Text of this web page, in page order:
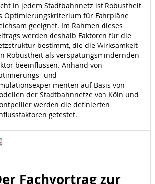
in jedem Stadtbahnnetz ist Robustheit
Optimierungskriterium für Fahrpläne
geeignet. Im Rahmen dieses
werden deshalb Faktoren für die
bestimmt, die die Wirksamkeit
Robustheit als verspätungsmindernden
beeinflussen. Anhand von
und
auf Basis von
der Stadtbahnnetze von Köln und
werden die definierten
getestet.
Fachvortrag zur